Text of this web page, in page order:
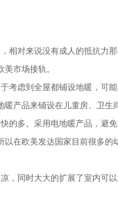
对来说没有成人的抵抗力
市场接轨。
虑到全屋都铺设地暖，可
产品来铺设在儿童房、卫生
多。采用电地暖产品，避
在欧美发达国家目前很多的
同时大大的扩展了室内可